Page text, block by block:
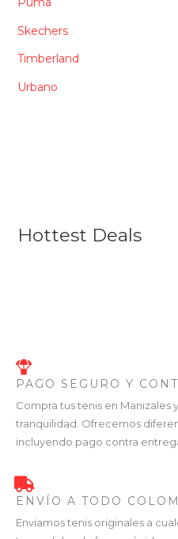
Skechers
Timberland
Urbano
Hottest Deals
PAGO SEGURO Y
Compra tus tenis en
tranquilidad. Ofrecemos
incluyendo pago contra
ENVÍO A TODO
Enviamos tenis originales a